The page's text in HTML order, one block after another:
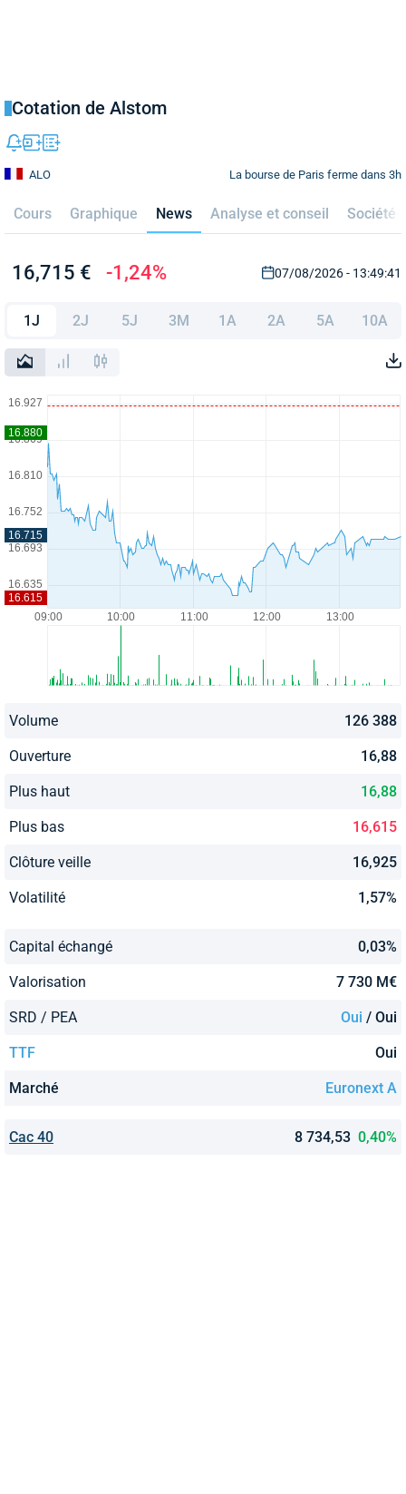
Cotation de Alstom
La bourse de Paris ferme dans 3h
ALO
Cours Graphique News Analyse et conseil Société
16,715 € -1,24% 07/08/2026 - 13:49:41
1J 2J 5J 3M 1A 2A 5A 10A
Volume 126 388
Ouverture 16,88
Plus haut 16,88
Plus bas 16,615
Clôture veille 16,925
Volatilité 1,57%
Capital échangé 0,03%
Valorisation 7 730 M€
SRD / PEA Oui / Oui
TTF Oui
Marché Euronext A
Cac 40 8 734,53 0,40%